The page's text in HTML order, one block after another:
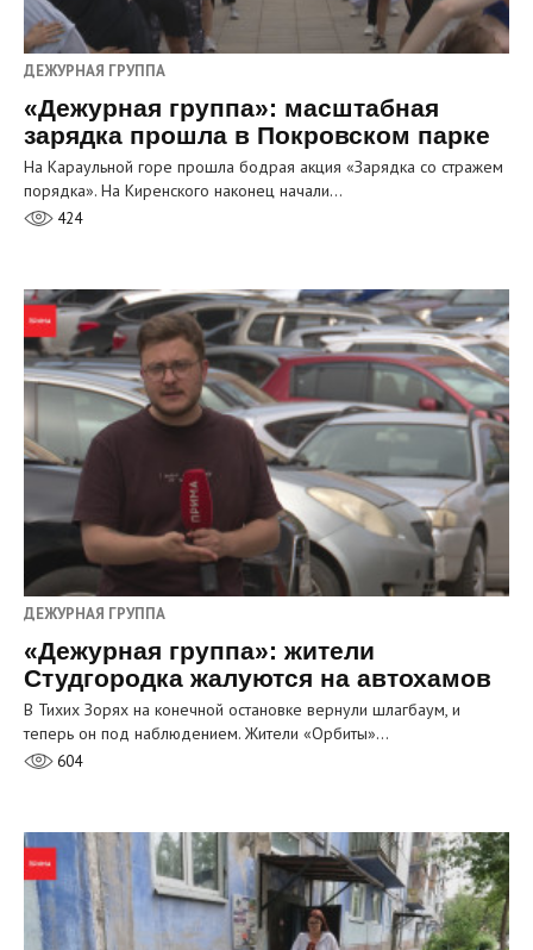
ДЕЖУРНАЯ ГРУППА
«Дежурная группа»: масштабная
зарядка прошла в Покровском парке
На Караульной горе прошла бодрая акция «Зарядка со стражем
порядка». На Киренского наконец начали…
424
ДЕЖУРНАЯ ГРУППА
«Дежурная группа»: жители
Студгородка жалуются на автохамов
В Тихих Зорях на конечной остановке вернули шлагбаум, и
теперь он под наблюдением. Жители «Орбиты»…
604